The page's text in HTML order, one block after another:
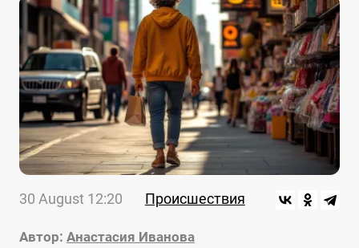
30 August 12:20 Происшествия
Автор: Анастасия Иванова